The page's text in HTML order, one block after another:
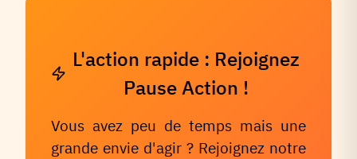
L'action rapide : Rejoignez
Pause Action !
Vous avez peu de temps mais une
grande envie d'agir ? Rejoignez notre